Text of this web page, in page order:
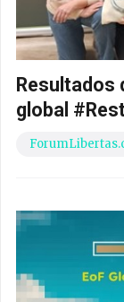
Resultados
global